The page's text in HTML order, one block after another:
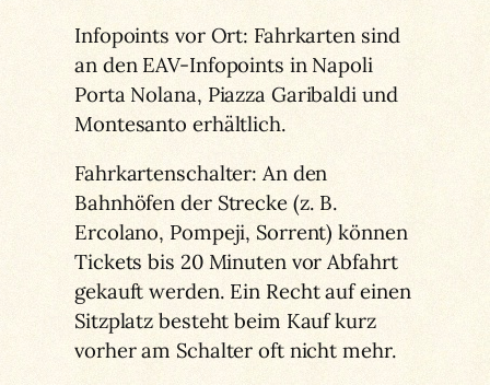
Infopoints vor Ort: Fahrkarten sind
an den EAV-Infopoints in Napoli
Porta Nolana, Piazza Garibaldi und
Montesanto erhältlich.
Fahrkartenschalter: An den
Bahnhöfen der Strecke (z. B.
Ercolano, Pompeji, Sorrent) können
Tickets bis 20 Minuten vor Abfahrt
gekauft werden. Ein Recht auf einen
Sitzplatz besteht beim Kauf kurz
vorher am Schalter oft nicht mehr.